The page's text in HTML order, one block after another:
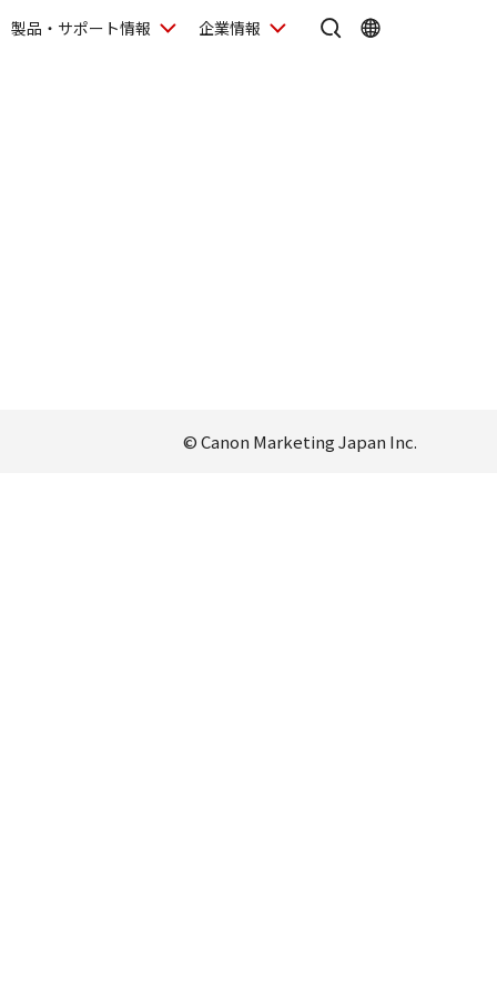
製品・サポート情報 企業情報
© Canon Marketing Japan Inc.